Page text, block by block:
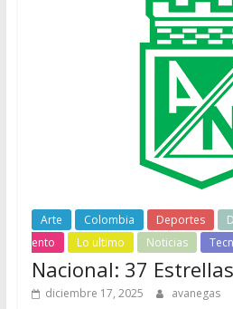
Arte Colombia Deportes
ento
Lo ultimo Noticias
Nacional: 37 Estrellas
diciembre 17, 2025 avanegas